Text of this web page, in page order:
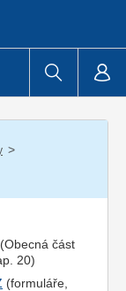
/
(Obecná část
20)
(formuláře,